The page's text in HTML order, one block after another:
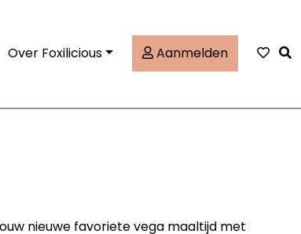
Over Foxilicious Aanmelden
nieuwe favoriete vega maaltijd met